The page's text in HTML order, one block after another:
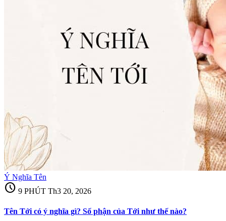
Ý Nghĩa Tên
schedule 9 PHÚT Th3 20, 2026
Tên Tới có ý nghĩa gì? Số phận của Tới như thế nào?